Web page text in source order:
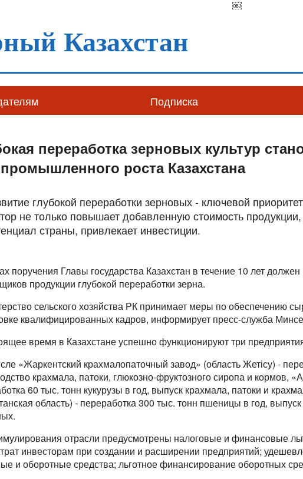
￼
Казахстан
Подписка
переработка зерновых культур
роста Казахстана
глубокой переработки зерновых - ключевой
не только повышает добавленную стоимость
страны, привлекает инвестиции.
поручения Главы государства Казахстан в течение 10 лет
продукции глубокой переработки зерна.
сельского хозяйства РК принимает меры по обеспечению
квалифицированных кадров, информирует пресс-служба
время в Казахстане успешно функционируют три
«Жаркентский крахмалопаточный завод» (область Жетісу) -
крахмала, патоки, глюкозно-фруктозного сиропа и кормов,
60 тыс. тонн кукурузы в год, выпуск крахмала, патоки и
область) - переработка 300 тыс. тонн пшеницы в год,
отрасли предусмотрены налоговые и финансовые
инвесторам при создании и расширении предприятий;
и оборотные средства; льготное финансирование оборотных